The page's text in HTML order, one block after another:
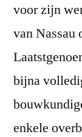
voor zijn
van Nassau
bijna
enkele